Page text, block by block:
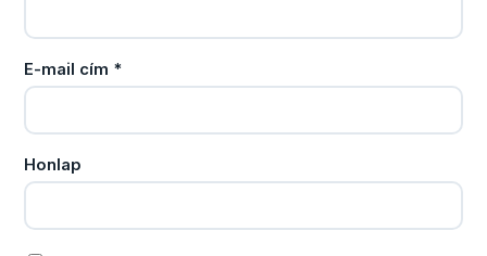
E-mail cím *
Honlap